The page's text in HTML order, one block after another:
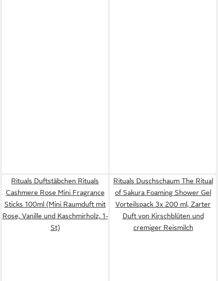
Rituals Duftstäbchen Rituals
Cashmere Rose Mini Fragrance
Sticks 100ml (Mini Raumduft mit
Rose, Vanille und Kaschmirholz, 1-
St)
Rituals Duschschaum The Ritual
of Sakura Foaming Shower Gel
Vorteilspack 3x 200 ml, Zarter
Duft von Kirschblüten und
cremiger Reismilch